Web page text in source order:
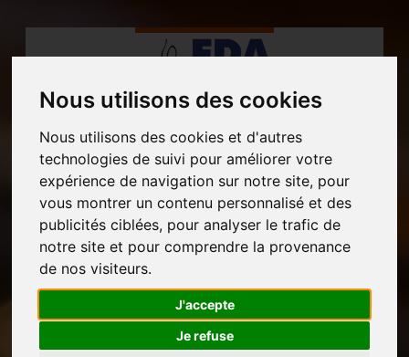
Nous utilisons des cookies
Nous utilisons des cookies et d'autres
technologies de suivi pour améliorer votre
expérience de navigation sur notre site, pour
vous montrer un contenu personnalisé et des
publicités ciblées, pour analyser le trafic de
notre site et pour comprendre la provenance
de nos visiteurs.
J'accepte
Je refuse
MENU